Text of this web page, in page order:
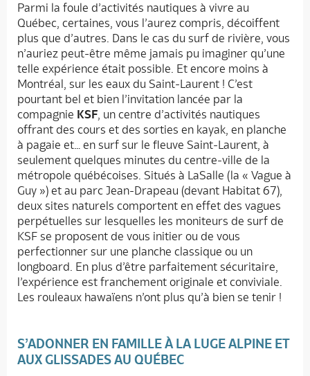
Parmi la foule d’activités nautiques à vivre au
Québec, certaines, vous l’aurez compris, décoiffent
plus que d’autres. Dans le cas du surf de rivière, vous
n’auriez peut-être même jamais pu imaginer qu’une
telle expérience était possible. Et encore moins à
Montréal, sur les eaux du Saint-Laurent ! C’est
pourtant bel et bien l’invitation lancée par la
compagnie KSF, un centre d’activités nautiques
offrant des cours et des sorties en kayak, en planche
à pagaie et… en surf sur le fleuve Saint-Laurent, à
seulement quelques minutes du centre-ville de la
métropole québécoises. Situés à LaSalle (la « Vague à
Guy ») et au parc Jean-Drapeau (devant Habitat 67),
deux sites naturels comportent en effet des vagues
perpétuelles sur lesquelles les moniteurs de surf de
KSF se proposent de vous initier ou de vous
perfectionner sur une planche classique ou un
longboard. En plus d’être parfaitement sécuritaire,
l’expérience est franchement originale et conviviale.
Les rouleaux hawaïens n’ont plus qu’à bien se tenir !
S’ADONNER EN FAMILLE À LA LUGE ALPINE ET
AUX GLISSADES AU QUÉBEC